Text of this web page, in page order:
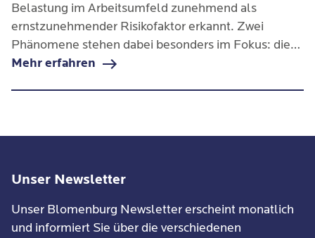
Belastung im Arbeitsumfeld zunehmend als
ernstzunehmender Risikofaktor erkannt. Zwei
Phänomene stehen dabei besonders im Fokus: die
Angst vor der Arbeit und das Burnout-Syndrom.
Mehr erfahren
Unser Newsletter
Unser Blomenburg Newsletter erscheint monatlich
und informiert Sie über die verschiedenen